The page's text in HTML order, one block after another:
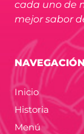
cada uno de
mejor sabor
Inicio
Historia
Menú